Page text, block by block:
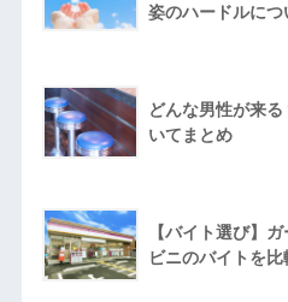
姿のハードルにつ
どんな男性が来
いてまとめ
【バイト選び】
ビニのバイトを比